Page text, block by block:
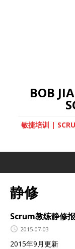
BOB
敏捷培训 |
静修
Scrum教练静修
2015-07-03
2015年9月更新